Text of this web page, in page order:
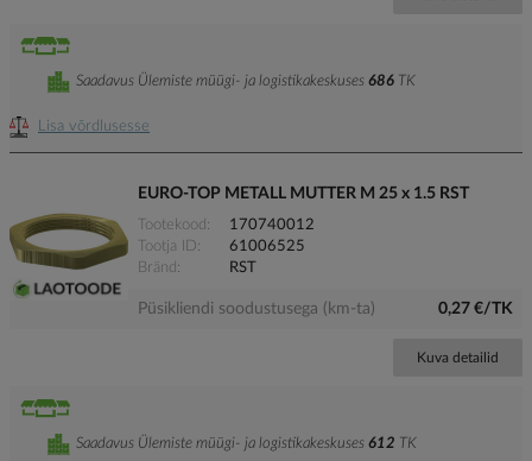
Lisa võrdlusesse
Saadavus Ülemiste müügi- ja logistikakeskuses 686 TK
EURO-TOP METALL MUTTER M 25 x 1.5 RST
Tootekood
170740012
Tootja ID
61006525
Bränd
RST
Püsikliendi soodustusega (km-ta) 0,27 €/TK
Kuva detailid
Saadavus Ülemiste müügi- ja logistikakeskuses 612 TK